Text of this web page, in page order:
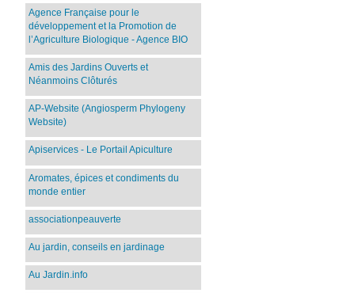
Agence Française pour le
développement et la Promotion de
l’Agriculture Biologique - Agence BIO
Amis des Jardins Ouverts et
Néanmoins Clôturés
AP-Website (Angiosperm Phylogeny
Website)
Apiservices - Le Portail Apiculture
Aromates, épices et condiments du
monde entier
associationpeauverte
Au jardin, conseils en jardinage
Au Jardin.info